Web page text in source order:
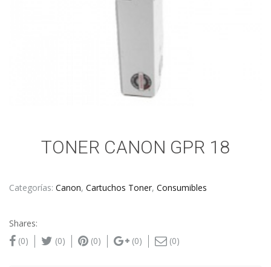
TONER CANON GPR 18
Categorías: Canon, Cartuchos Toner, Consumibles
Shares:
(0)
(0) (0) (0) (0)